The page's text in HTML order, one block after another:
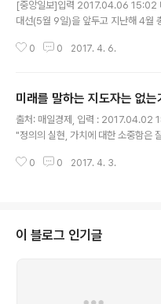
[중앙일보]입력 2017.04.06 15:02
대선(5월 9일)을 앞두고 지난해 4월
진중권 동양대 교수가 자신의 트위터(
0 0 2017. 4. 6.
미래를 말하는 지도자는 없는
출처: 매일경제, 입력 :
"정의의 실현, 가치에 대한 소중함은
대한민국이 묻는다`를 보면 곳곳에 이
0 0 2017. 4. 3.
이 블로그 인기글